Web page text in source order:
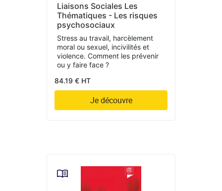
Liaisons Sociales Les
Thématiques - Les risques
psychosociaux
Stress au travail, harcèlement
moral ou sexuel, incivilités et
violence. Comment les prévenir
ou y faire face ?
84.19 € HT
Je découvre